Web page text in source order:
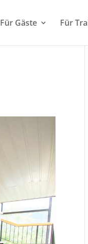
Für Gäste Für